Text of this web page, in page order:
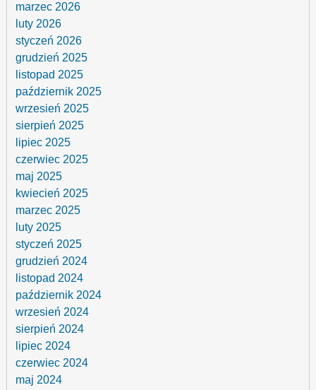
marzec 2026
luty 2026
styczeń 2026
grudzień 2025
listopad 2025
październik 2025
wrzesień 2025
sierpień 2025
lipiec 2025
czerwiec 2025
maj 2025
kwiecień 2025
marzec 2025
luty 2025
styczeń 2025
grudzień 2024
listopad 2024
październik 2024
wrzesień 2024
sierpień 2024
lipiec 2024
czerwiec 2024
maj 2024